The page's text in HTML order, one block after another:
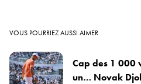
VOUS POURRIEZ AUSSI AIMER
Cap des 1 000
un… Novak